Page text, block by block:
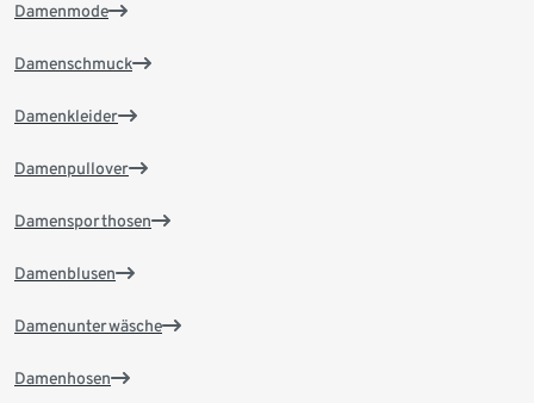
Damenmode
Damenschmuck
Damenkleider
Damenpullover
Damensporthosen
Damenblusen
Damenunterwäsche
Damenhosen